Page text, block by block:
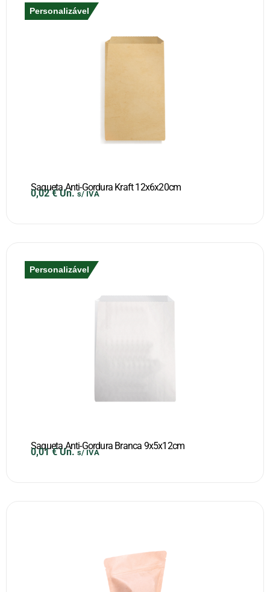
Personalizável
Saqueta Anti-Gordura Kraft 12x6x20cm
0,02€ Un. s/ IVA
Personalizável
Saqueta Anti-Gordura Branca 9x5x12cm
0,01€ Un. s/ IVA